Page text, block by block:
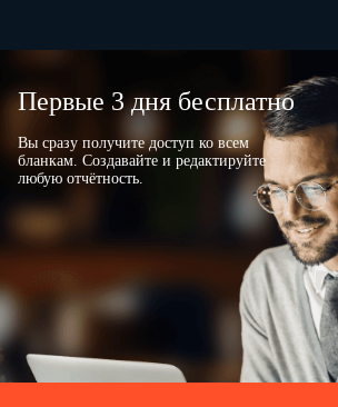
Первые 3 дня бесплатно
Вы сразу получите доступ ко всем
бланкам. Создавайте и редактируйте
любую отчётность.